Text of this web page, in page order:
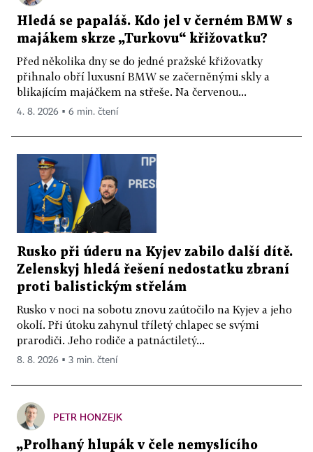
Hledá se papaláš. Kdo jel v černém BMW s
majákem skrze „Turkovu“ křižovatku?
Před několika dny se do jedné pražské křižovatky
přihnalo obří luxusní BMW se začerněnými skly a
blikajícím majáčkem na střeše. Na červenou...
4. 8. 2026 ▪ 6 min. čtení
Rusko při úderu na Kyjev zabilo další dítě.
Zelenskyj hledá řešení nedostatku zbraní
proti balistickým střelám
Rusko v noci na sobotu znovu zaútočilo na Kyjev a jeho
okolí. Při útoku zahynul tříletý chlapec se svými
prarodiči. Jeho rodiče a patnáctiletý...
8. 8. 2026 ▪ 3 min. čtení
PETR HONZEJK
„Prolhaný hlupák v čele nemyslícího